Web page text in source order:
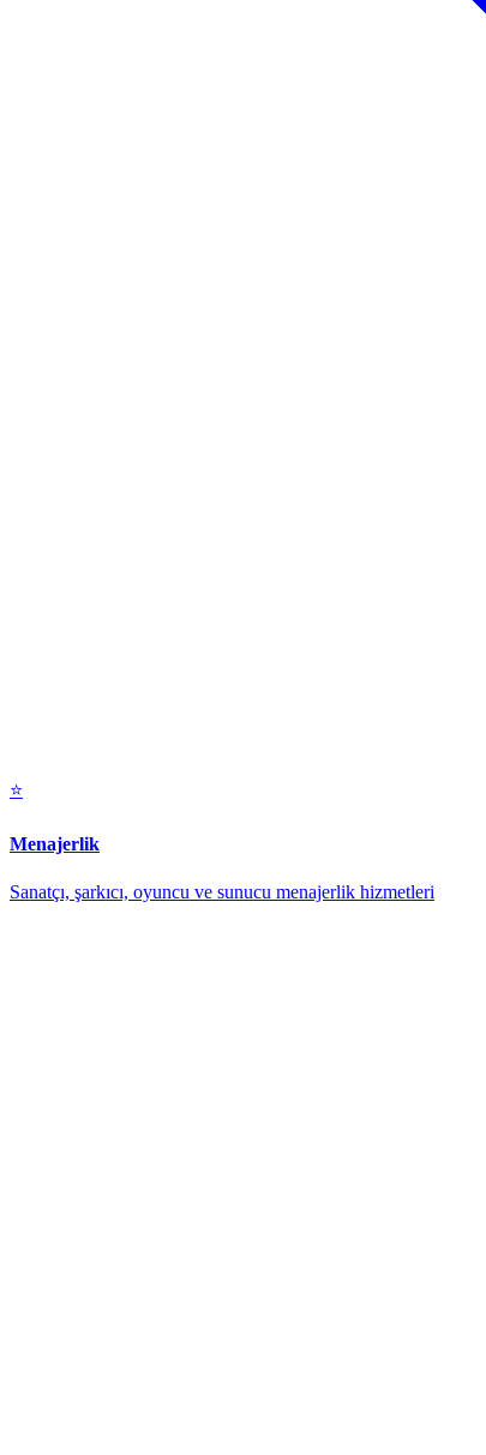
⭐
Menajerlik
Sanatçı, şarkıcı, oyuncu ve sunucu menajerlik hizmetleri